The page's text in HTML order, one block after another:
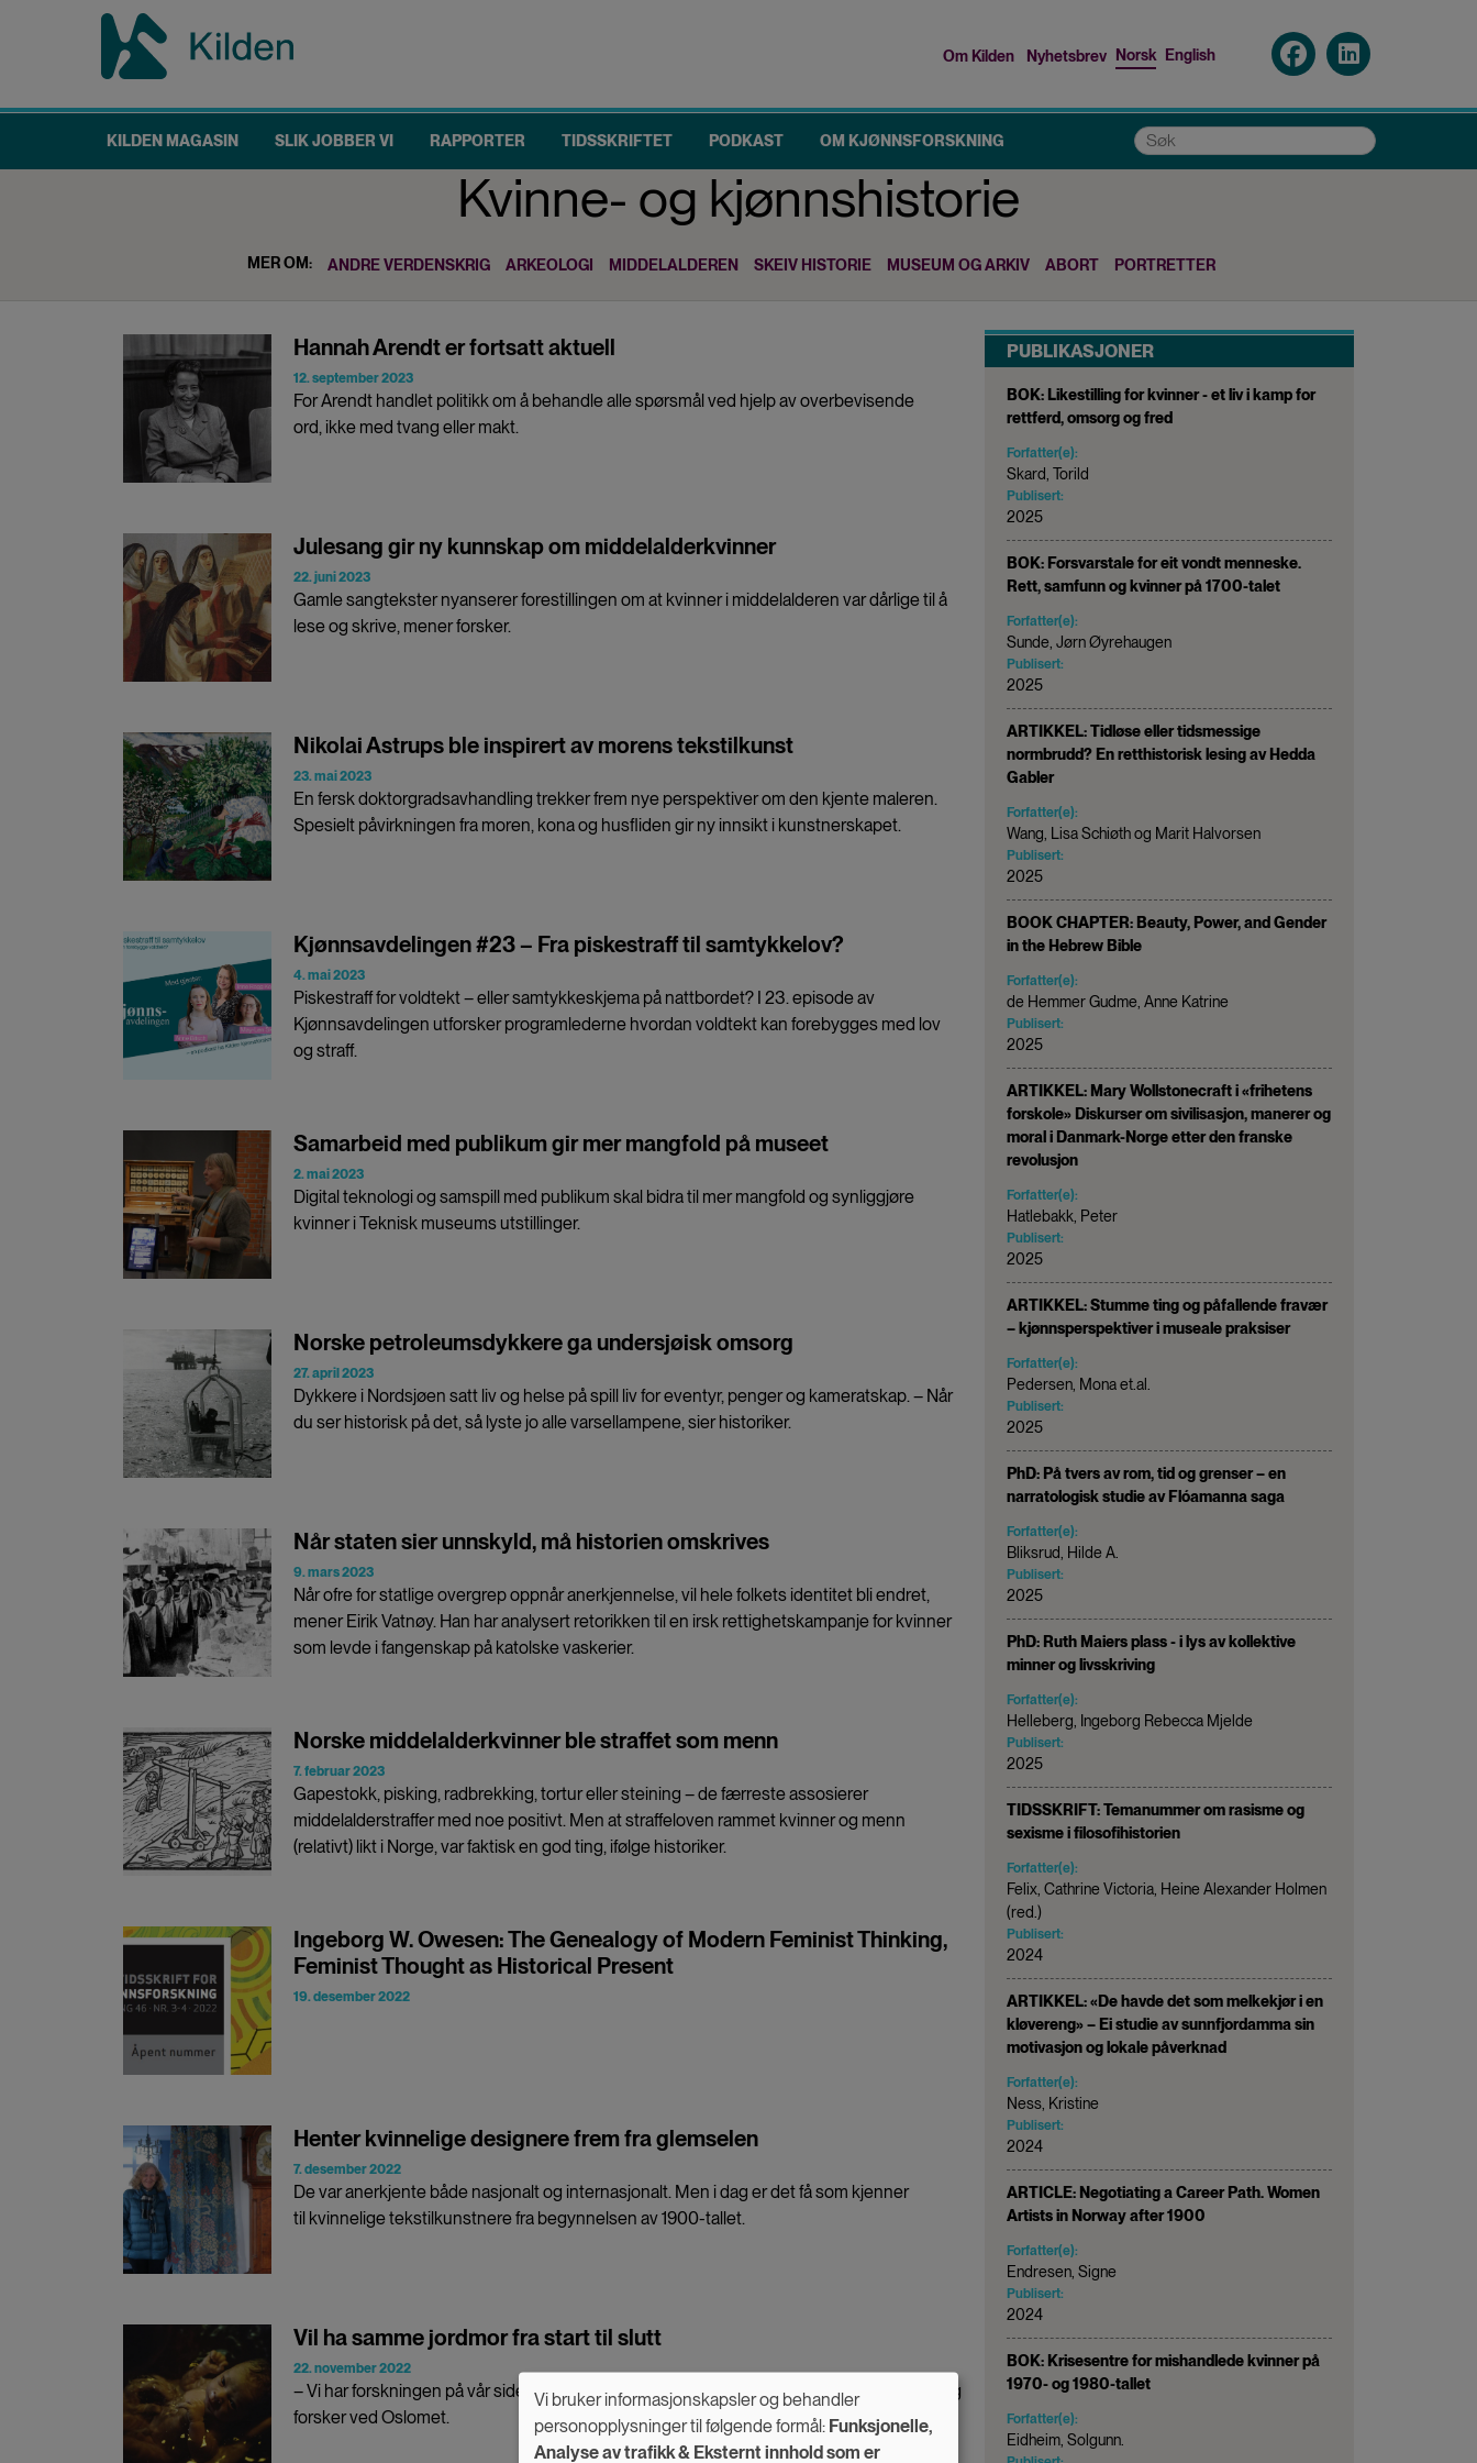
menu
Om Kilden Nyhetsbrev Norsk English
Main
KILDEN MAGASIN SLIK JOBBER VI RAPPORTER TIDSSKRIFTET PODKAST OM KJØNNSFORSKNING Søk
Kvinne- og kjønnshistorie
MER OM: ANDRE VERDENSKRIG ARKEOLOGI MIDDELALDEREN SKEIV HISTORIE MUSEUM OG ARKIV ABORT PORTRETTER
Hannah Arendt er fortsatt aktuell
12. september 2023
For Arendt handlet politikk om å behandle alle spørsmål ved hjelp av overbevisende
ord, ikke med tvang eller makt.
Julesang gir ny kunnskap om middelalderkvinner
22. juni 2023
Gamle sangtekster nyanserer forestillingen om at kvinner i middelalderen var dårlige til å
lese og skrive, mener forsker.
Nikolai Astrups ble inspirert av morens tekstilkunst
23. mai 2023
En fersk doktorgradsavhandling trekker frem nye perspektiver om den kjente maleren.
Spesielt påvirkningen fra moren, kona og husfliden gir ny innsikt i kunstnerskapet.
Kjønnsavdelingen #23 – Fra piskestraff til samtykkelov?
4. mai 2023
Piskestraff for voldtekt – eller samtykkeskjema på nattbordet? I 23. episode av
Kjønnsavdelingen utforsker programlederne hvordan voldtekt kan forebygges med lov
og straff.
Samarbeid med publikum gir mer mangfold på museet
2. mai 2023
Digital teknologi og samspill med publikum skal bidra til mer mangfold og synliggjøre
kvinner i Teknisk museums utstillinger.
Norske petroleumsdykkere ga undersjøisk omsorg
27. april 2023
Dykkere i Nordsjøen satt liv og helse på spill liv for eventyr, penger og kameratskap. – Når
du ser historisk på det, så lyste jo alle varsellampene, sier historiker.
Når staten sier unnskyld, må historien omskrives
9. mars 2023
Når ofre for statlige overgrep oppnår anerkjennelse, vil hele folkets identitet bli endret,
mener Eirik Vatnøy. Han har analysert retorikken til en irsk rettighetskampanje for kvinner
som levde i fangenskap på katolske vaskerier.
Norske middelalderkvinner ble straffet som menn
7. februar 2023
Gapestokk, pisking, radbrekking, tortur eller steining – de færreste assosierer
middelalderstraffer med noe positivt. Men at straffeloven rammet kvinner og menn
(relativt) likt i Norge, var faktisk en god ting, ifølge historiker.
Ingeborg W. Owesen: The Genealogy of Modern Feminist Thinking,
Feminist Thought as Historical Present
19. desember 2022
Henter kvinnelige designere frem fra glemselen
7. desember 2022
De var anerkjente både nasjonalt og internasjonalt. Men i dag er det få som kjenner
til kvinnelige tekstilkunstnere fra begynnelsen av 1900-tallet.
Vil ha samme jordmor fra start til slutt
22. november 2022
– Vi har forskningen på vår side. Men det blir ikke lyttet til, sier Berit Mortensen, jordmor og
forsker ved Oslomet.
PUBLIKASJONER
BOK: Likestilling for kvinner - et liv i kamp for
rettferd, omsorg og fred
Forfatter(e):
Skard, Torild
Publisert:
2025
BOK: Forsvarstale for eit vondt menneske.
Rett, samfunn og kvinner på 1700-talet
Forfatter(e):
Sunde, Jørn Øyrehaugen
Publisert:
2025
ARTIKKEL: Tidløse eller tidsmessige
normbrudd? En retthistorisk lesing av Hedda
Gabler
Forfatter(e):
Wang, Lisa Schiøth og Marit Halvorsen
Publisert:
2025
BOOK CHAPTER: Beauty, Power, and Gender
in the Hebrew Bible
Forfatter(e):
de Hemmer Gudme, Anne Katrine
Publisert:
2025
ARTIKKEL: Mary Wollstonecraft i «frihetens
forskole» Diskurser om sivilisasjon, manerer og
moral i Danmark-Norge etter den franske
revolusjon
Forfatter(e):
Hatlebakk, Peter
Publisert:
2025
ARTIKKEL: Stumme ting og påfallende fravær
– kjønnsperspektiver i museale praksiser
Forfatter(e):
Pedersen, Mona et.al.
Publisert:
2025
PhD: På tvers av rom, tid og grenser – en
narratologisk studie av Flóamanna saga
Forfatter(e):
Bliksrud, Hilde A.
Publisert:
2025
PhD: Ruth Maiers plass - i lys av kollektive
minner og livsskriving
Forfatter(e):
Helleberg, Ingeborg Rebecca Mjelde
Publisert:
2025
TIDSSKRIFT: Temanummer om rasisme og
sexisme i filosofihistorien
Forfatter(e):
Felix, Cathrine Victoria, Heine Alexander Holmen
(red.)
Publisert:
2024
ARTIKKEL: «De havde det som melkekjør i en
kløvereng» – Ei studie av sunnfjordamma sin
motivasjon og lokale påverknad
Forfatter(e):
Ness, Kristine
Publisert:
2024
ARTICLE: Negotiating a Career Path. Women
Artists in Norway after 1900
Forfatter(e):
Endresen, Signe
Publisert:
2024
BOK: Krisesentre for mishandlede kvinner på
1970- og 1980-tallet
Forfatter(e):
Eidheim, Solgunn.
Use
Vi bruker informasjonskapsler og behandler
personopplysninger til følgende formål: Funksjonelle,
Analyse av trafikk & Eksternt innhold som er